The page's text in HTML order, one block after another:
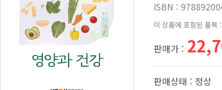
ISBN :
이 상품에 포함된 품목 :
판매가 :
판매상태 : 정상